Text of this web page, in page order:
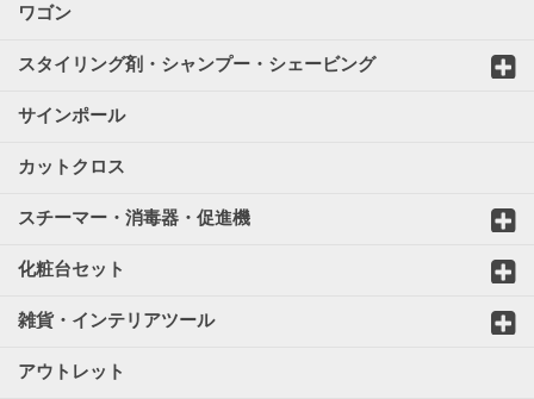
ワゴン
スタイリング剤・シャンプー・シェービング
サインポール
カットクロス
スチーマー・消毒器・促進機
化粧台セット
雑貨・インテリアツール
アウトレット